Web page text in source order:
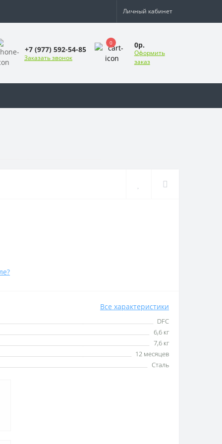
Личный кабинет
+7 (977) 592-54-85
Заказать звонок
0 0р.
Оформить
заказ
Все характеристики
DFC
6,6 кг
7,6 кг
12 месяцев
Сталь